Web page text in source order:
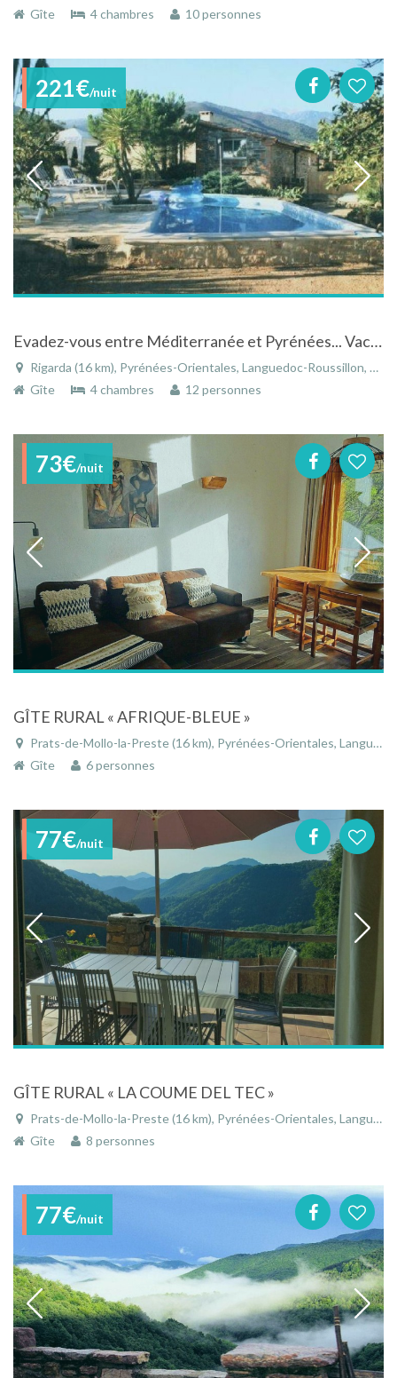
Gîte 4 chambres 10 personnes
221€/nuit
Evadez-vous entre Méditerranée et Pyrénées... Vacances privilégiées avec piscine privée et spa
Rigarda (16 km), Pyrénées-Orientales, Languedoc-Roussillon, Occitanie, France
Gîte
4 chambres 12 personnes
73€/nuit
GÎTE RURAL « AFRIQUE-BLEUE »
Prats-de-Mollo-la-Preste (16 km), Pyrénées-Orientales, Languedoc-Roussillon, Occitanie, France
Gîte
6 personnes
77€/nuit
GÎTE RURAL « LA COUME DEL TEC »
Prats-de-Mollo-la-Preste (16 km), Pyrénées-Orientales, Languedoc-Roussillon, Occitanie, France
Gîte
8 personnes
77€/nuit